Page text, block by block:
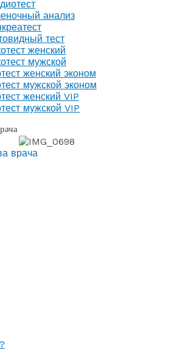
анализ
тест
женский
мужской
женский эконом
мужской эконом
женский VIP
мужской VIP
врача